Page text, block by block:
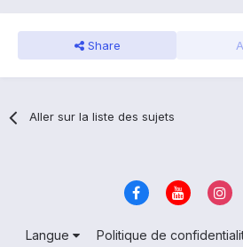
Share
Aller sur la liste des sujets
Langue Politique de